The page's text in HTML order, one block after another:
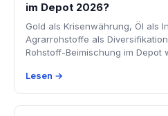
im Depot 2026?
Gold als Krisenwährung, Öl als
Agrarrohstoffe als
Rohstoff-Beimischung im Depot
Lesen →